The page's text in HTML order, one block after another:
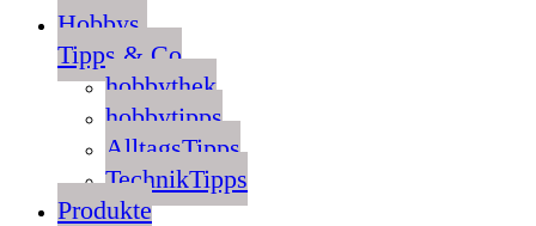
Hobbys,
Tipps & Co
hobbythek
hobbytipps
AlltagsTipps
TechnikTipps
Produkte